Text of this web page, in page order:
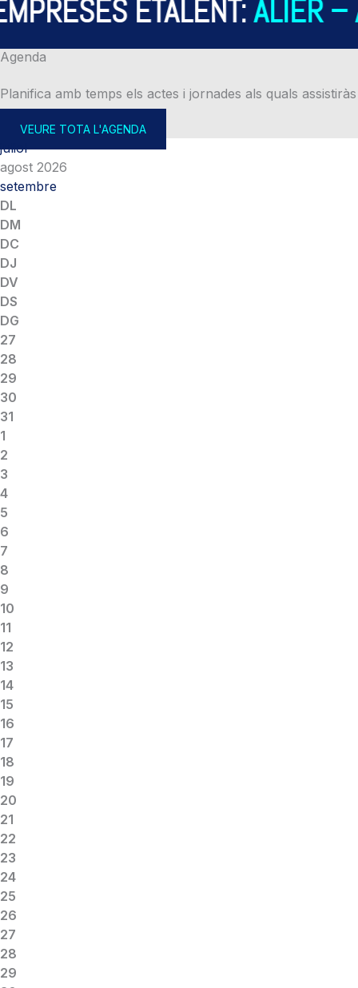
ETALENT:ALIER –
Agenda
Planifica amb temps els actes i jornades als quals assistiràs
VEURE TOTA L'AGENDA
juliol
agost 2026
setembre
DL
DM
DC
DJ
DV
DS
DG
27
28
29
30
31
1
2
3
4
5
6
7
8
9
10
11
12
13
14
15
16
17
18
19
20
21
22
23
24
25
26
27
28
29